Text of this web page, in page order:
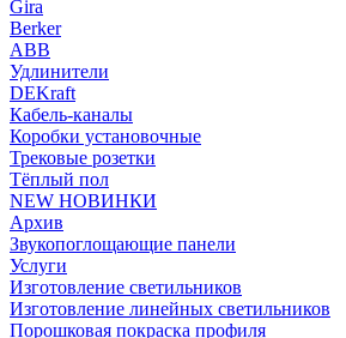
Gira
Berker
ABB
Удлинители
DEKraft
Кабель-каналы
Коробки установочные
Трековые розетки
Тёплый пол
NEW НОВИНКИ
Архив
Звукопоглощающие панели
Услуги
Изготовление светильников
Изготовление линейных светильников
Порошковая покраска профиля